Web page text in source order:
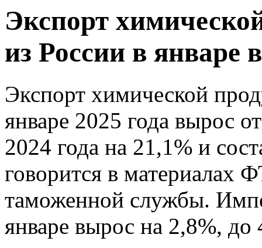
Экспорт
из России в январе
Экспорт химической
январе 2025 года вырос
2024 года на 21,1% и
говорится в материалах
таможенной службы.
январе вырос на 2,8%, до